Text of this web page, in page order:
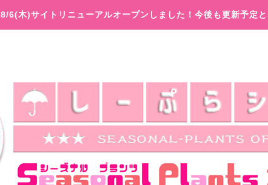
8/6(木)サイトリニューアルオープンしました！今後も更新予定と